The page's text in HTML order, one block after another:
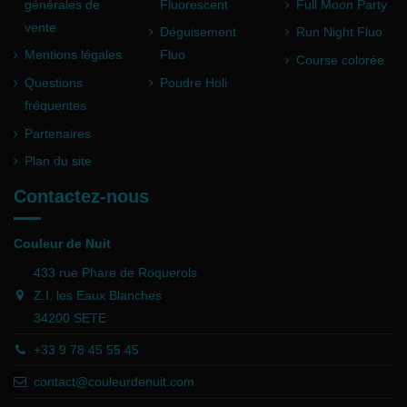
générales de
vente
Mentions légales
Questions
fréquentes
Partenaires
Plan du site
Fluorescent
Déguisement
Fluo
Poudre Holi
Full Moon Party
Run Night Fluo
Course colorée
Contactez-nous
Couleur de Nuit
433 rue Phare de Roquerols
Z.I. les Eaux Blanches
34200 SETE
+33 9 78 45 55 45
contact@couleurdenuit.com